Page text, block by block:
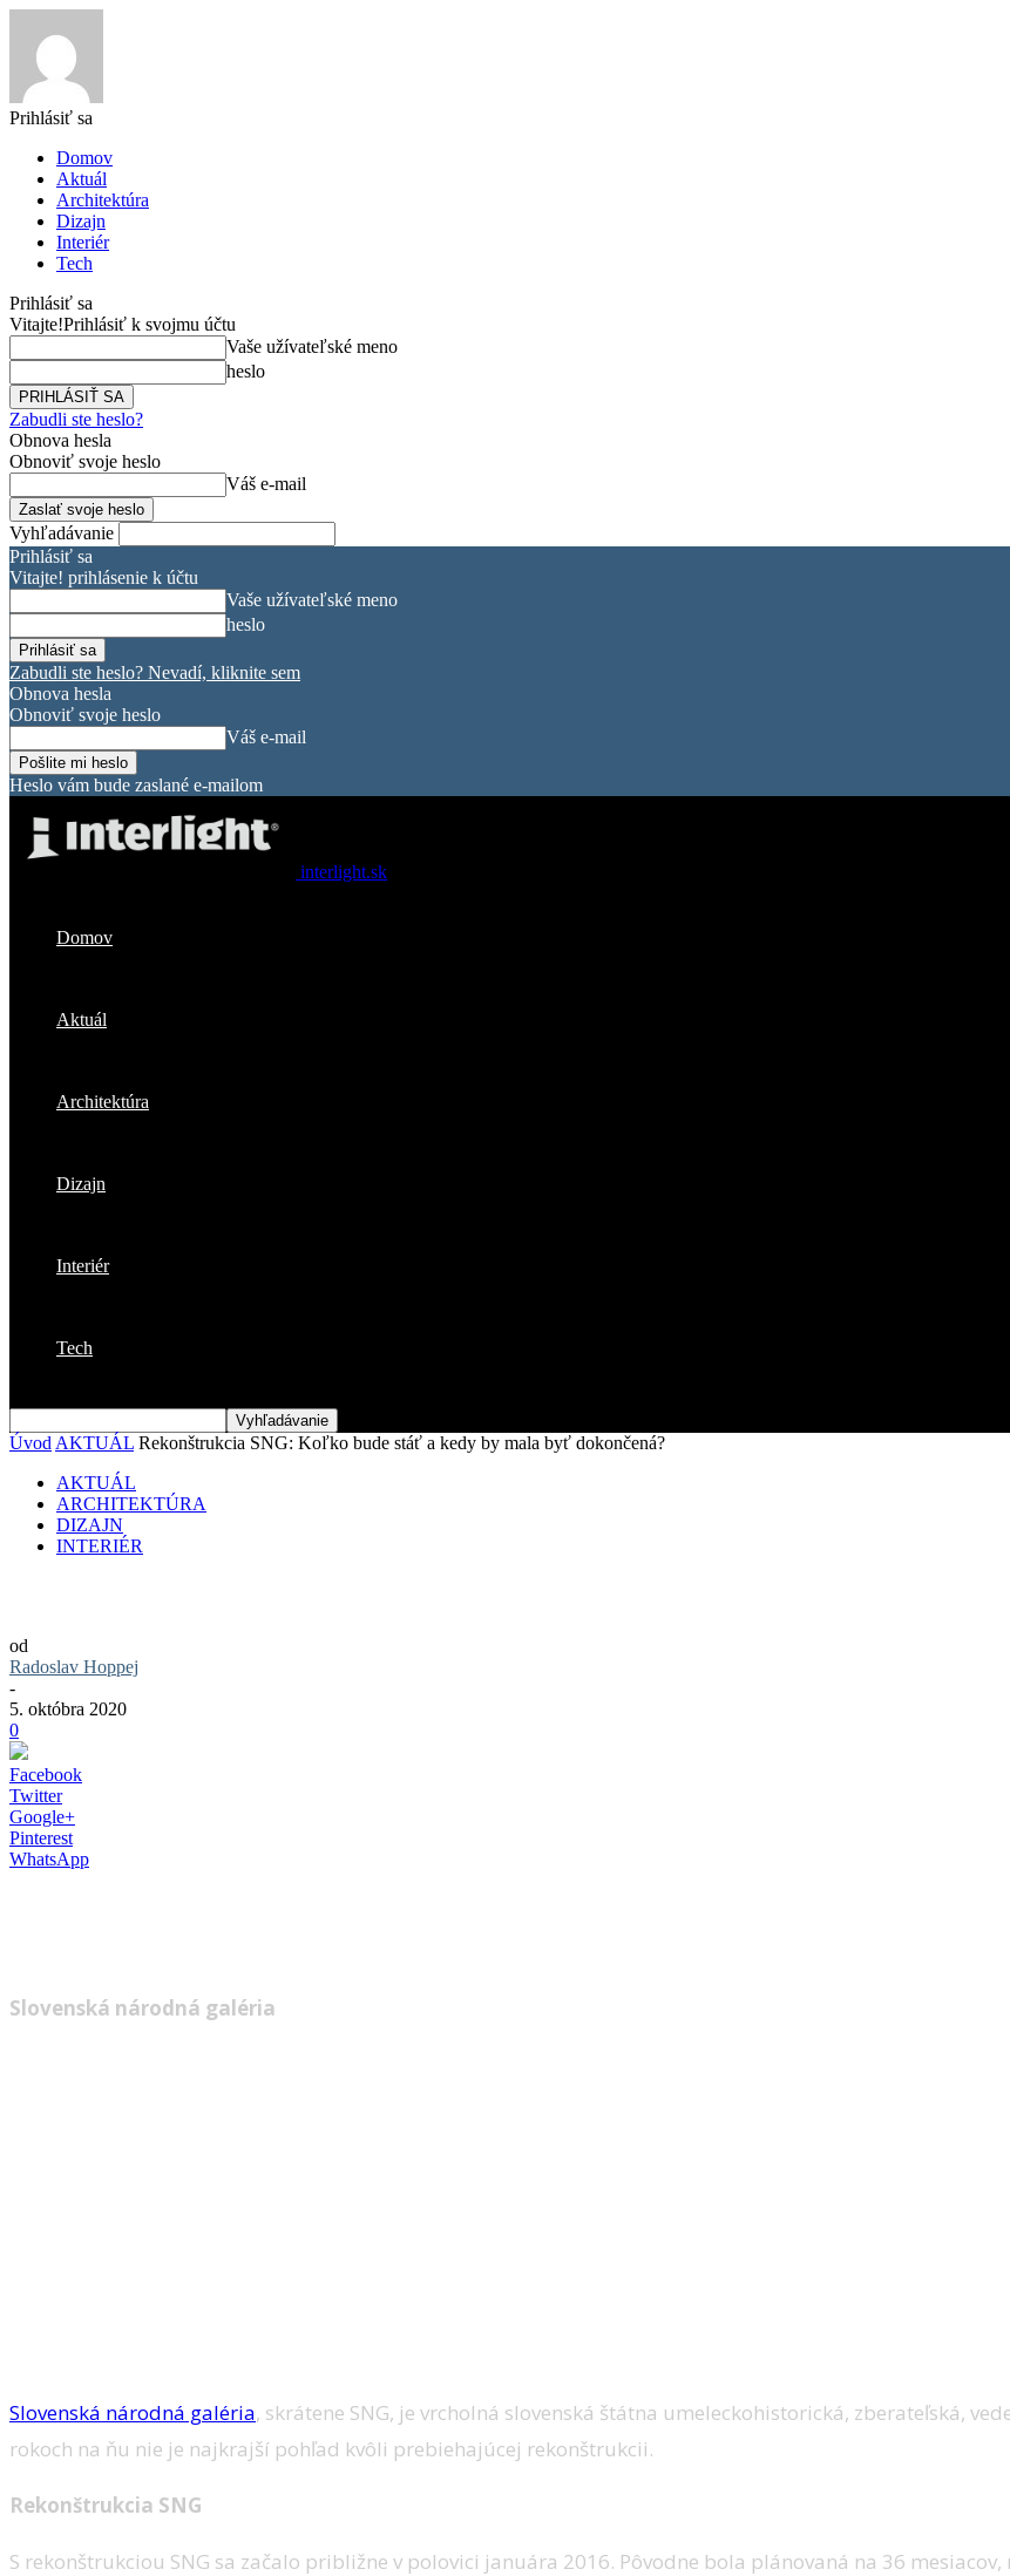
Prihlásiť sa
Domov
Aktuál
Architektúra
Dizajn
Interiér
Tech
Prihlásiť sa
Vitajte!Prihlásiť k svojmu účtu
Vaše užívateľské meno
heslo
Zabudli ste heslo?
Obnova hesla
Obnoviť svoje heslo
Váš e-mail
Vyhľadávanie
Prihlásiť sa
Vitajte! prihlásenie k účtu
Vaše užívateľské meno
heslo
Zabudli ste heslo? Nevadí, kliknite sem
Obnova hesla
Obnoviť svoje heslo
Váš e-mail
Heslo vám bude zaslané e-mailom
interlight.sk
Domov
Aktuál
Architektúra
Dizajn
Interiér
Tech
Úvod AKTUÁL Rekonštrukcia SNG: Koľko bude stáť a kedy by mala byť dokončená?
AKTUÁL
ARCHITEKTÚRA
DIZAJN
INTERIÉR
od
Radoslav Hoppej
-
5. októbra 2020
0
Facebook
Twitter
Google+
Pinterest
WhatsApp
Slovenská národná galéria
Slovenská národná galéria, skrátene SNG, je vrcholná slovenská štátna umeleckohistorická, zberateľská,
rokoch na ňu nie je najkrajší pohľad kvôli prebiehajúcej rekonštrukcii.
Rekonštrukcia SNG
S rekonštrukciou SNG sa začalo približne v polovici januára 2016. Pôvodne bola plánovaná na 36